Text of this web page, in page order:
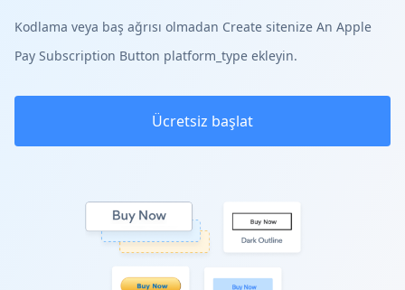
Kodlama veya baş ağrısı olmadan Create sitenize An Apple
Pay Subscription Button platform_type ekleyin.
Ücretsiz başlat